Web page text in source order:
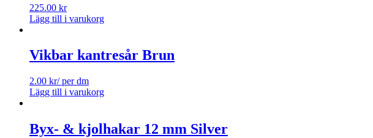
225.00 kr
Lägg till i varukorg
Vikbar kantresår Brun
2.00 kr/ per dm
Lägg till i varukorg
Byx- & kjolhakar 12 mm Silver